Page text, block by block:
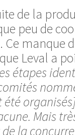
de la
peu de
manque
Leval a
étapes
Mais
la